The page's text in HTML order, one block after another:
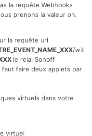
la requête Webhooks
prenons la valeur on.
la requête url
/wit
le relai Sonoff
faire deux applets par
virtuels dans votre
virtuel